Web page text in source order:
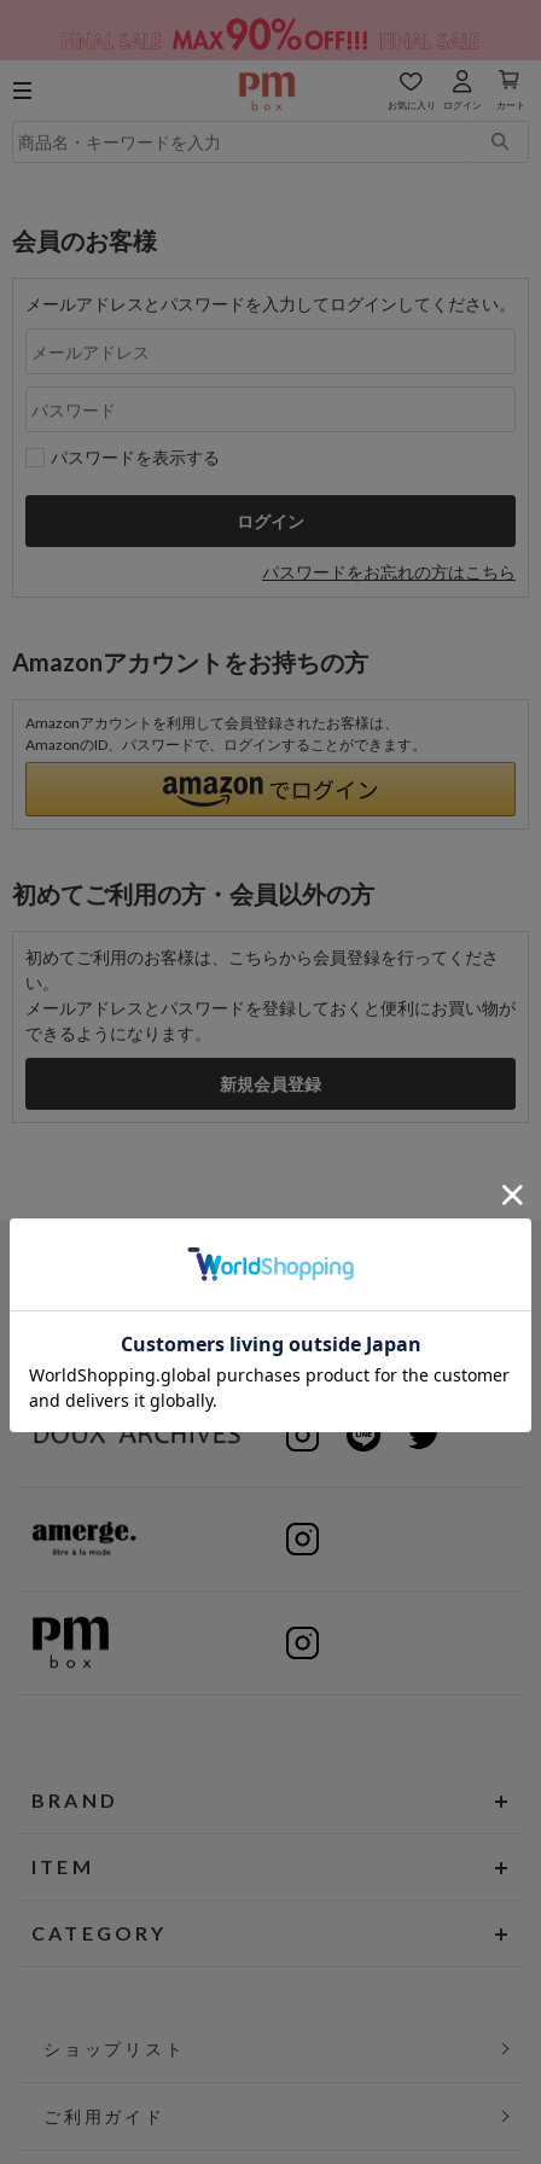
お気に入り ログイン カート
会員のお客様
メールアドレスとパスワードを入力してログインしてください。
パスワードを表示する
パスワードをお忘れの方はこちら
Amazonアカウントをお持ちの方
Amazonアカウントを利用して会員登録されたお客様は、
AmazonのID、パスワードで、ログインすることができます。
初めてご利用の方・会員以外の方
初めてご利用のお客様は、こちらから会員登録を行ってくださ
い。
メールアドレスとパスワードを登録しておくと便利にお買い物が
できるようになります。
BRAND
ITEM
CATEGORY
ショップリスト
ご利用ガイド